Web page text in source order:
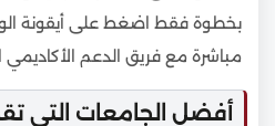
بخطوة فقط اضغط على أيقونة
مباشرة مع فريق الدعم
أفضل الجامعات التي